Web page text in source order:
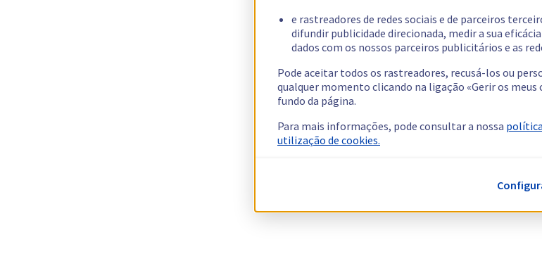
e rastreadores de redes sociais e de parceiros
difundir publicidade direcionada, medir a sua
dados com os nossos parceiros publicitários e as
Pode aceitar todos os rastreadores, recusá-los ou
qualquer momento clicando na ligação «Gerir os meus
fundo da página.
Para mais informações, pode consultar a nossa
utilização de cookies.